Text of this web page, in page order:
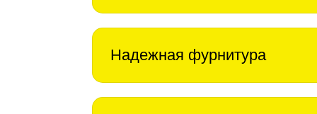
Надежная фурнитура